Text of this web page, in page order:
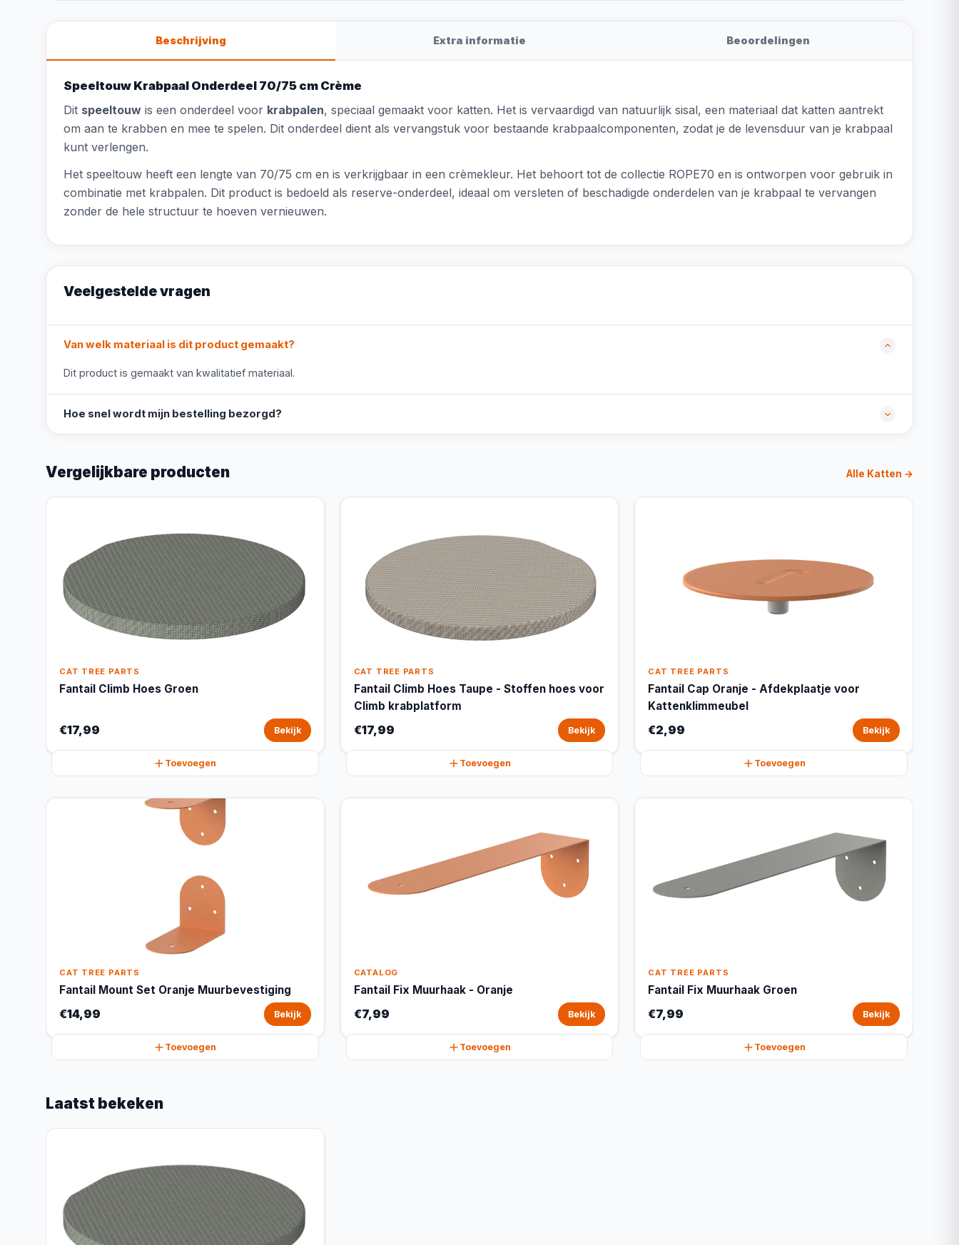
Beschrijving Extra informatie Beoordelingen
Speeltouw Krabpaal Onderdeel 70/75 cm Crème
Dit speeltouw is een onderdeel voor krabpalen, speciaal gemaakt voor katten. Het is vervaardigd van natuurlijk sisal, een materiaal dat katten aantrekt
om aan te krabben en mee te spelen. Dit onderdeel dient als vervangstuk voor bestaande krabpaalcomponenten, zodat je de levensduur van je krabpaal
kunt verlengen.
Het speeltouw heeft een lengte van 70/75 cm en is verkrijgbaar in een crèmekleur. Het behoort tot de collectie ROPE70 en is ontworpen voor gebruik in
combinatie met krabpalen. Dit product is bedoeld als reserve-onderdeel, ideaal om versleten of beschadigde onderdelen van je krabpaal te vervangen
zonder de hele structuur te hoeven vernieuwen.
Veelgestelde vragen
Van welk materiaal is dit product gemaakt?
Dit product is gemaakt van kwalitatief materiaal.
Hoe snel wordt mijn bestelling bezorgd?
Vergelijkbare producten Alle Katten →
CAT TREE PARTS
Fantail Climb Hoes Groen
€17,99 Bekijk
Toevoegen
CAT TREE PARTS
Fantail Climb Hoes Taupe - Stoffen hoes voor
Climb krabplatform
€17,99 Bekijk
Toevoegen
CAT TREE PARTS
Fantail Cap Oranje - Afdekplaatje voor
Kattenklimmeubel
€2,99 Bekijk
Toevoegen
CAT TREE PARTS
Fantail Mount Set Oranje Muurbevestiging
€14,99 Bekijk
Toevoegen
CATALOG
Fantail Fix Muurhaak - Oranje
€7,99 Bekijk
Toevoegen
CAT TREE PARTS
Fantail Fix Muurhaak Groen
€7,99 Bekijk
Toevoegen
Laatst bekeken